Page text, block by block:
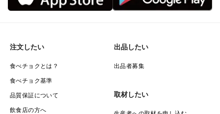
注文したい
食べチョクとは？
食べチョク基準
品質保証について
飲食店の方へ
出品したい
出品者募集
取材したい